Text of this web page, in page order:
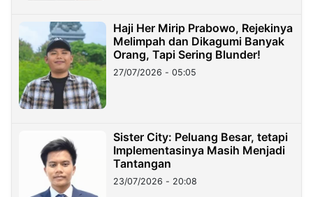
Haji Her Mirip Prabowo, Rejekinya
Melimpah dan Dikagumi Banyak
Orang, Tapi Sering Blunder!
27/07/2026 - 05:05
Sister City: Peluang Besar, tetapi
Implementasinya Masih Menjadi
Tantangan
23/07/2026 - 20:08